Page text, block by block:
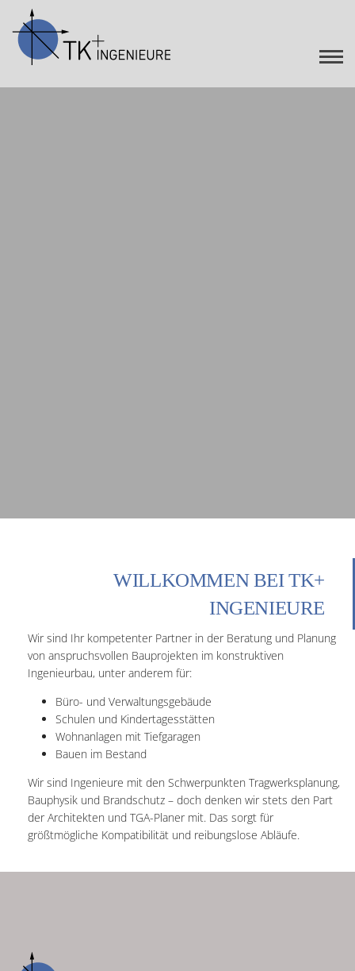
WILLKOMMEN BEI TK+
INGENIEURE
Wir sind Ihr kompetenter Partner in der Beratung und Planung
von anspruchsvollen Bauprojekten im konstruktiven
Ingenieurbau, unter anderem für:
Büro- und Verwaltungsgebäude
Schulen und Kindertagesstätten
Wohnanlagen mit Tiefgaragen
Bauen im Bestand
Wir sind Ingenieure mit den Schwerpunkten Tragwerksplanung,
Bauphysik und Brandschutz – doch denken wir stets den Part
der Architekten und TGA-Planer mit. Das sorgt für
größtmögliche Kompatibilität und reibungslose Abläufe.